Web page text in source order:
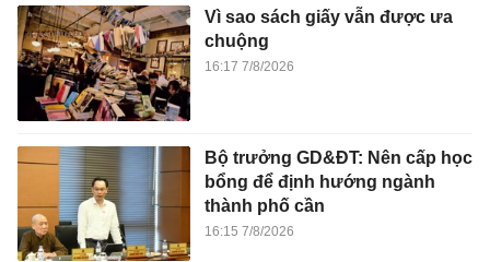
Vì sao sách giấy vẫn được ưa
chuộng
16:17 7/8/2026
Bộ trưởng GD&ĐT: Nên cấp học
bổng để định hướng ngành
thành phố cần
16:15 7/8/2026